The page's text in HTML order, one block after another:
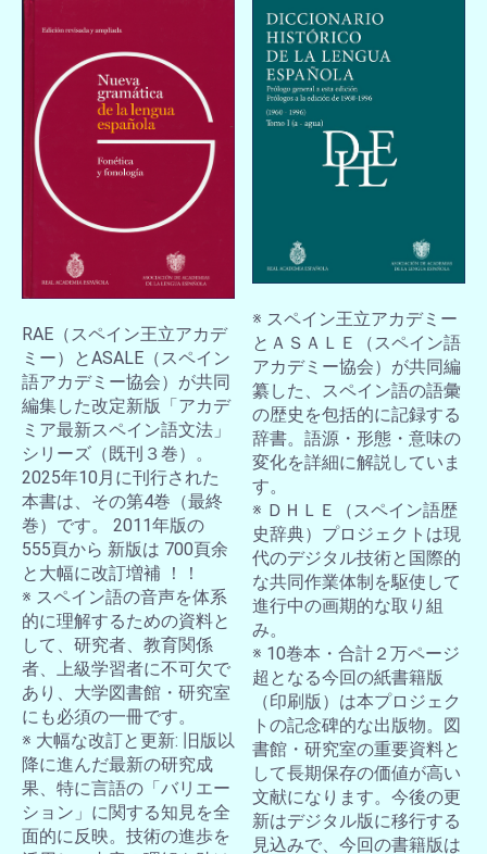
RAE（スペイン王立アカデ
ミー）とASALE（スペイン
語アカデミー協会）が共同
編集した改定新版「アカデ
ミア最新スペイン語文法」
シリーズ（既刊３巻）。
2025年10月に刊行された
本書は、その第4巻（最終
巻）です。 2011年版の
555頁から 新版は 700頁余
と大幅に改訂増補 ！！
※ スペイン語の音声を体系
的に理解するための資料と
して、研究者、教育関係
者、上級学習者に不可欠で
あり、大学図書館・研究室
にも必須の一冊です。
※ 大幅な改訂と更新: 旧版以
降に進んだ最新の研究成
果、特に言語の「バリエー
ション」に関する知見を全
面的に反映。技術の進歩を
※ スペイン王立アカデミー
とＡＳＡＬＥ（スペイン語
アカデミー協会）が共同編
纂した、スペイン語の語彙
の歴史を包括的に記録する
辞書。語源・形態・意味の
変化を詳細に解説していま
す。
※ ＤＨＬＥ（スペイン語歴
史辞典）プロジェクトは現
代のデジタル技術と国際的
な共同作業体制を駆使して
進行中の画期的な取り組
み。
※ 10巻本・合計２万ページ
超となる今回の紙書籍版
（印刷版）は本プロジェク
トの記念碑的な出版物。図
書館・研究室の重要資料と
して長期保存の価値が高い
文献になります。今後の更
新はデジタル版に移行する
見込みで、今回の書籍版は